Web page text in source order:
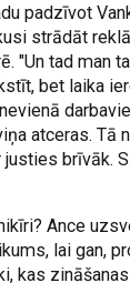
padzīvot
strādāt
"Un tad man
bet laika
atceras. Tā
justies brīvāk.
Ance
lai gan,
kas